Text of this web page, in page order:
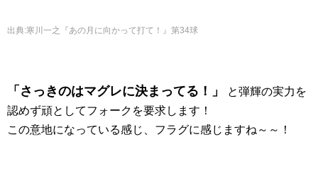
出典:寒川一之『あの月に向かって打て！』第34球
「さっきのはマグレに決まってる！」
と弾輝の実力を
認めず頑としてフォークを要求します！
この意地になっている感じ、フラグに感じますね～～！